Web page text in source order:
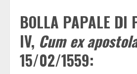
BOLLA PAPALE DI
IV, Cum ex
15/02/1559: